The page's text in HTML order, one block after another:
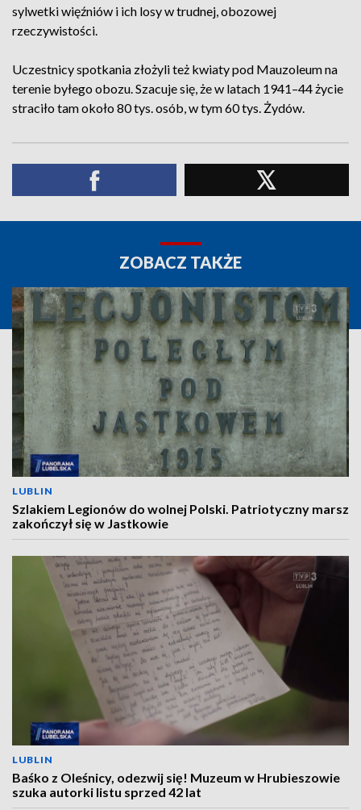
sylwetki więźniów i ich losy w trudnej, obozowej
rzeczywistości.
Uczestnicy spotkania złożyli też kwiaty pod Mauzoleum na
terenie byłego obozu. Szacuje się, że w latach 1941–44 życie
straciło tam około 80 tys. osób, w tym 60 tys. Żydów.
ZOBACZ TAKŻE
LUBLIN
Szlakiem Legionów do wolnej Polski. Patriotyczny marsz
zakończył się w Jastkowie
LUBLIN
Baśko z Oleśnicy, odezwij się! Muzeum w Hrubieszowie
szuka autorki listu sprzed 42 lat